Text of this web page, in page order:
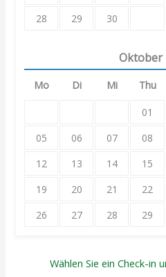
28
29 30
Oktober
Mo Di Mi Thu
01
05
06 07 08
12
13 14 15
19
20 21 22
26
27 28 29
Wählen Sie ein Check-in